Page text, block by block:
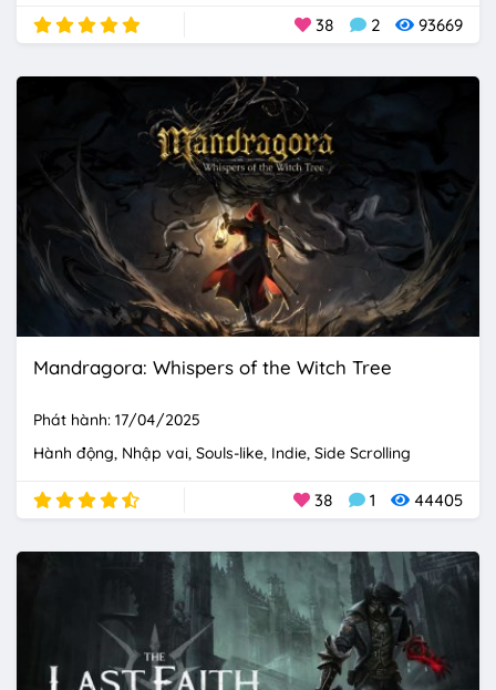
38 2 93669
Mandragora: Whispers of the Witch Tree
Phát hành: 17/04/2025
Hành động Nhập vai Souls-like Indie Side Scrolling
38 1 44405